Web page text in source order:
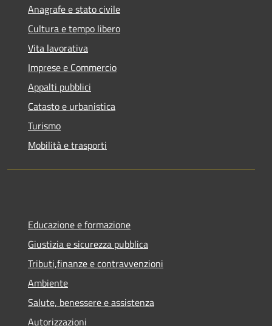
Anagrafe e stato civile
Cultura e tempo libero
Vita lavorativa
Imprese e Commercio
Appalti pubblici
Catasto e urbanistica
Turismo
Mobilità e trasporti
Educazione e formazione
Giustizia e sicurezza pubblica
Tributi,finanze e contravvenzioni
Ambiente
Salute, benessere e assistenza
Autorizzazioni